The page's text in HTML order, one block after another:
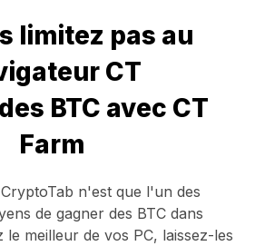
limitez pas au
CT
BTC avec CT
Farm
n'est que l'un des
de gagner des BTC dans
le meilleur de vos PC, laissez-les